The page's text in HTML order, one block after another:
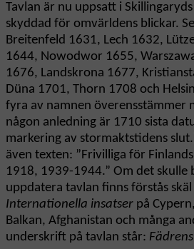
Tavlan är nu uppsatt i
skyddad för omvärldens blickar.
Breitenfeld 1631, Lech 1632,
1644, Nowodwor 1655,
1676, Landskrona 1677,
Düna 1701, Thorn 1708 och
fyra av namnen överensstämmer
någon anledning är 1710 sista
markering av stormaktstidens
även texten: ”Frivilliga för
1918, 1939-1944.” Om det skulle
uppdatera tavlan finns förstås
Internationella insatser på
Balkan, Afghanistan och många
underskrift på tavlan står: